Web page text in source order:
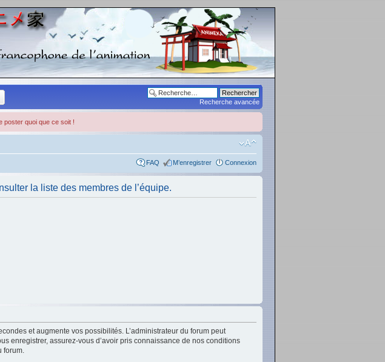
Recherche avancée
poster quoi que ce soit !
FAQ M’enregistrer Connexion
la liste des membres de l’équipe.
et augmente vos possibilités. L’administrateur du forum peut
enregistrer, assurez-vous d’avoir pris connaissance de nos conditions
forum.